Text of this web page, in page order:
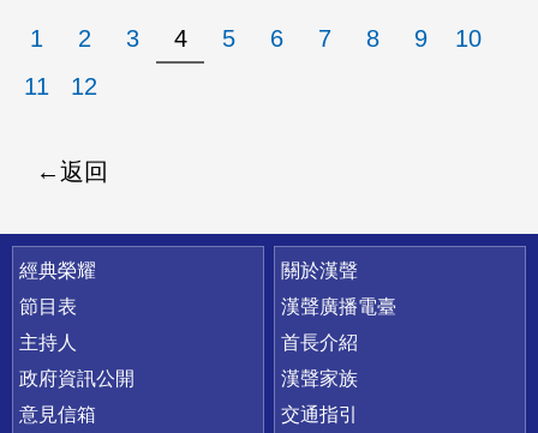
1 2 3 4 5 6 7 8 9
10
11
12
返回
快速連結
經典榮耀
節目表
主持人
政府資訊公開
意見信箱
關於漢聲
漢聲廣播電臺
首長介紹
漢聲家族
交通指引